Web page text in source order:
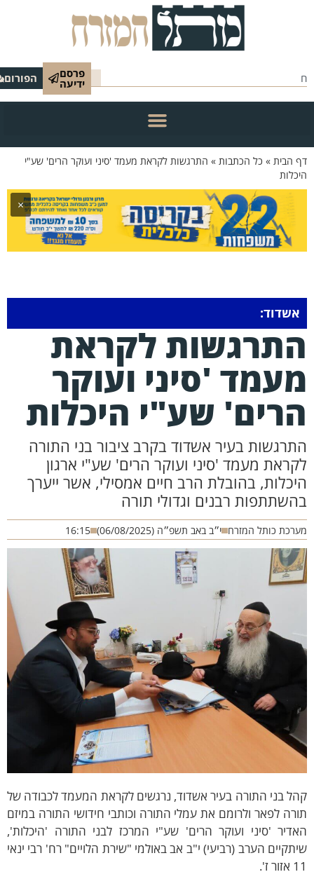
פרסם
ידיעה הפורום
הבית»כל הכתבות»התרגשות לקראת מעמד 'סיני ועוקר הרים' שע"י
×
אשדוד:
לקראת
'סיני ועוקר
שע"י היכלות
בעיר אשדוד בקרב ציבור בני התורה
מעמד 'סיני ועוקר הרים' שע"י ארגון
בהובלת הרב חיים אמסילי, אשר ייערך
רבנים וגדולי תורה
כותל המזרח י״ב באב תשפ״ה (06/08/2025) 16:15
בני התורה בעיר אשדוד, נרגשים לקראת המעמד לכבודה של
לפאר ולרומם את עמלי התורה וכותבי חידושי התורה במיזם
'סיני ועוקר הרים' שע"י המרכז לבני התורה 'היכלות',
הערב (רביעי) י"ב אב באולמי "שירת הלויים" רח' רבי ינאי